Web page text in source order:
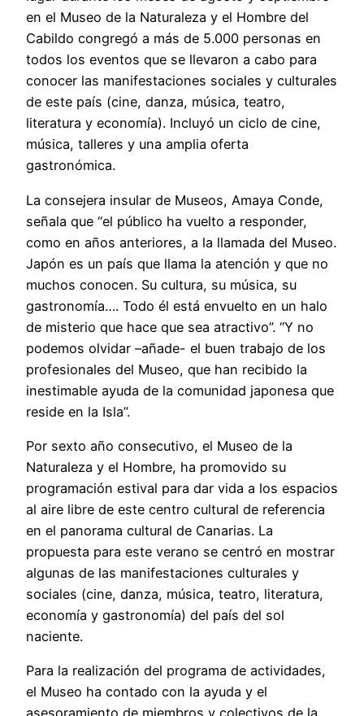
en el Museo de la Naturaleza y el Hombre del
Cabildo congregó a más de 5.000 personas en
todos los eventos que se llevaron a cabo para
conocer las manifestaciones sociales y culturales
de este país (cine, danza, música, teatro,
literatura y economía). Incluyó un ciclo de cine,
música, talleres y una amplia oferta
gastronómica.
La consejera insular de Museos, Amaya Conde,
señala que “el público ha vuelto a responder,
como en años anteriores, a la llamada del Museo.
Japón es un país que llama la atención y que no
muchos conocen. Su cultura, su música, su
gastronomía…. Todo él está envuelto en un halo
de misterio que hace que sea atractivo”. “Y no
podemos olvidar –añade- el buen trabajo de los
profesionales del Museo, que han recibido la
inestimable ayuda de la comunidad japonesa que
reside en la Isla”.
Por sexto año consecutivo, el Museo de la
Naturaleza y el Hombre, ha promovido su
programación estival para dar vida a los espacios
al aire libre de este centro cultural de referencia
en el panorama cultural de Canarias. La
propuesta para este verano se centró en mostrar
algunas de las manifestaciones culturales y
sociales (cine, danza, música, teatro, literatura,
economía y gastronomía) del país del sol
naciente.
Para la realización del programa de actividades,
el Museo ha contado con la ayuda y el